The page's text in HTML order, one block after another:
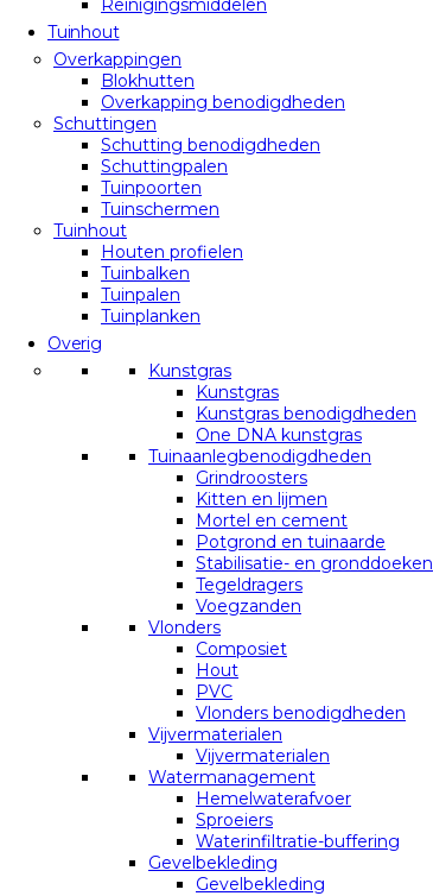
Tuinhout
Overkappingen
Blokhutten
Overkapping benodigdheden
Schuttingen
Schutting benodigdheden
Schuttingpalen
Tuinpoorten
Tuinschermen
Tuinhout
Houten profielen
Tuinbalken
Tuinpalen
Tuinplanken
Overig
Kunstgras
Kunstgras
Kunstgras benodigdheden
One DNA kunstgras
Tuinaanlegbenodigdheden
Grindroosters
Kitten en lijmen
Mortel en cement
Potgrond en tuinaarde
Stabilisatie- en gronddoeken
Tegeldragers
Voegzanden
Vlonders
Composiet
Hout
PVC
Vlonders benodigdheden
Vijvermaterialen
Vijvermaterialen
Watermanagement
Hemelwaterafvoer
Sproeiers
Waterinfiltratie-buffering
Gevelbekleding
Gevelbekleding